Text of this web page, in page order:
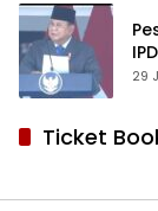
29
Ticket